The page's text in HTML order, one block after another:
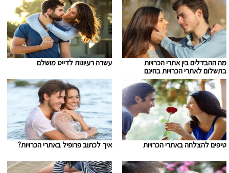
עשרה רעיונות לדייט מושלם
מה ההבדלים בין אתרי הכרויות
בתשלום לאתרי הכרויות בחינם
איך לכתוב פרופיל באתרי הכרויות? טיפים להצלחה באתרי הכרויות